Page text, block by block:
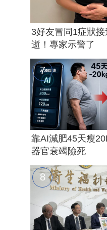
3好友冒同1症狀
逝！專家示警了
靠AI減肥45天瘦
器官衰竭險死